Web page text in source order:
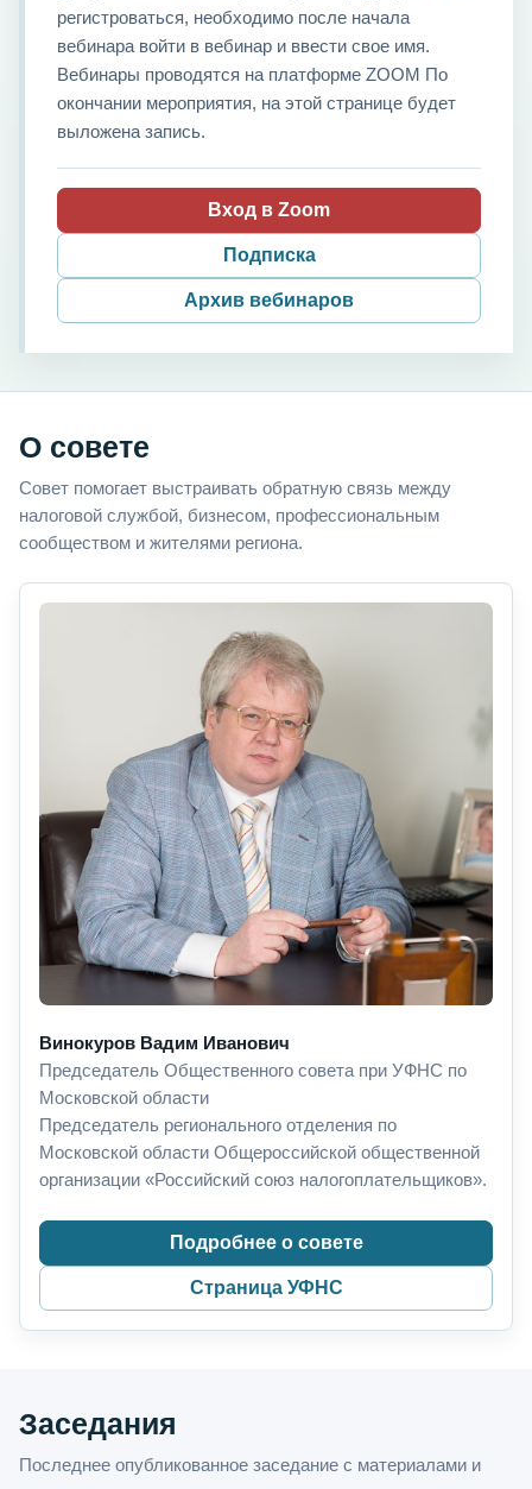
регистроваться, необходимо после начала
вебинара войти в вебинар и ввести свое имя.
Вебинары проводятся на платформе ZOOM По
окончании мероприятия, на этой странице будет
выложена запись.
Вход в Zoom
Подписка
Архив вебинаров
О совете
Совет помогает выстраивать обратную связь между
налоговой службой, бизнесом, профессиональным
сообществом и жителями региона.
Винокуров Вадим Иванович
Председатель Общественного совета при УФНС по
Московской области
Председатель регионального отделения по
Московской области Общероссийской общественной
организации «Российский союз налогоплательщиков».
Подробнее о совете
Страница УФНС
Заседания
Последнее опубликованное заседание с материалами и